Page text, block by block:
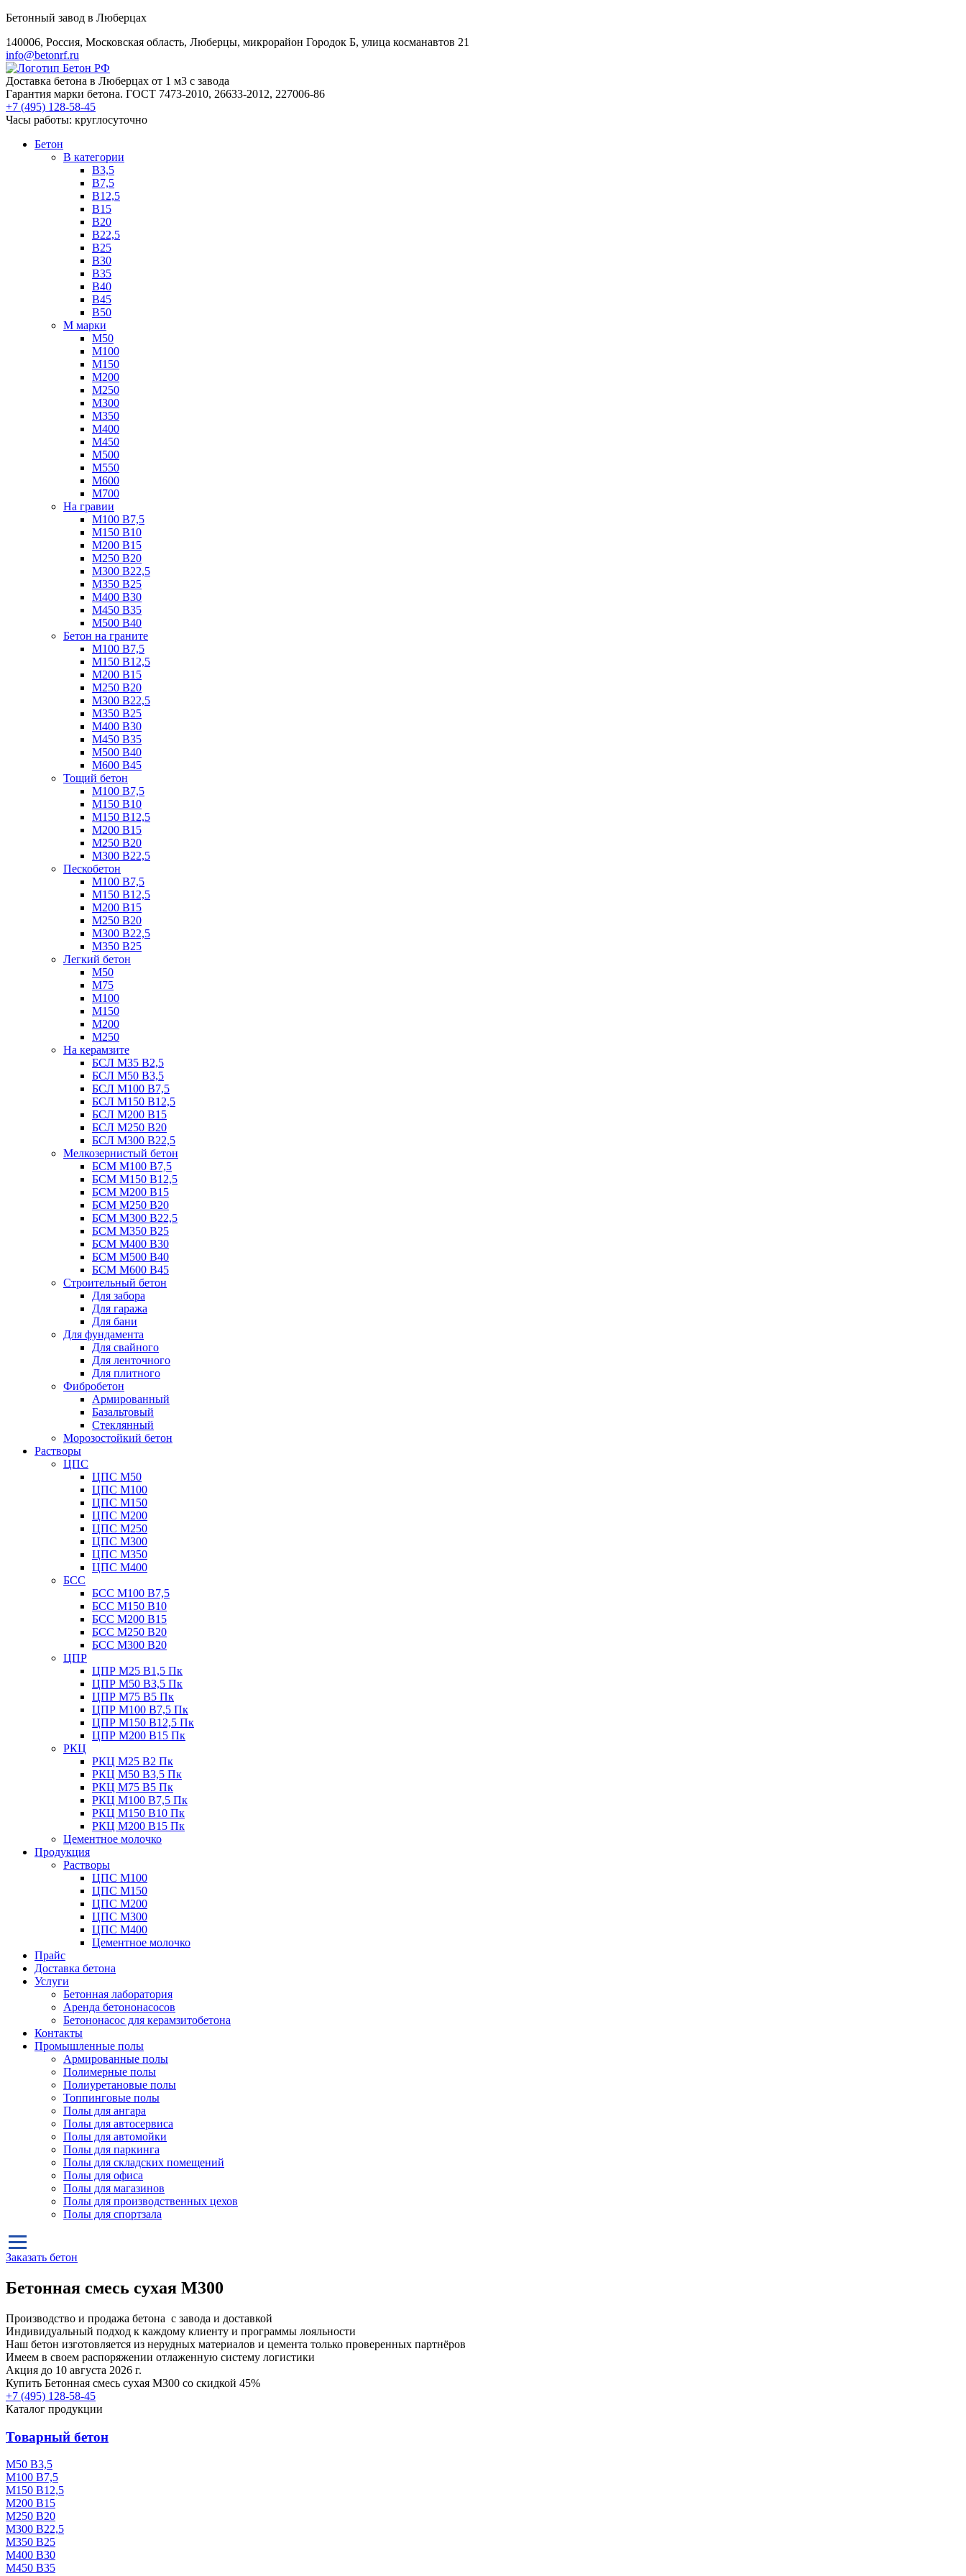
Бетонный завод в Люберцах
140006, Россия, Московская область, Люберцы, микрорайон Городок Б, улица косманавтов 21
info@betonrf.ru
Доставка бетона в Люберцах от 1 м3 с завода
Гарантия марки бетона. ГОСТ 7473-2010, 26633-2012, 227006-86
+7 (495) 128-58-45
Часы работы: круглосуточно
Бетон
B категории
B3,5
B7,5
B12,5
B15
B20
B22,5
B25
B30
B35
B40
B45
B50
М марки
М50
М100
М150
М200
М250
М300
М350
М400
М450
М500
М550
М600
М700
На гравии
М100 B7,5
М150 B10
М200 B15
М250 B20
М300 B22,5
М350 B25
М400 B30
М450 B35
М500 B40
Бетон на граните
М100 B7,5
М150 B12,5
М200 B15
М250 B20
М300 B22,5
М350 B25
М400 B30
М450 B35
М500 B40
М600 B45
Тощий бетон
М100 В7,5
М150 В10
М150 В12,5
М200 В15
М250 В20
М300 В22,5
Пескобетон
М100 В7,5
М150 В12,5
М200 В15
М250 В20
М300 В22,5
М350 В25
Легкий бетон
М50
М75
М100
М150
М200
М250
На керамзите
БСЛ М35 B2,5
БСЛ М50 В3,5
БСЛ М100 В7,5
БСЛ М150 В12,5
БСЛ М200 В15
БСЛ М250 В20
БСЛ М300 В22,5
Мелкозернистый бетон
БСМ М100 B7,5
БСМ М150 B12,5
БСМ М200 B15
БСМ М250 B20
БСМ М300 B22,5
БСМ М350 B25
БСМ М400 B30
БСМ М500 B40
БСМ М600 B45
Строительный бетон
Для забора
Для гаража
Для бани
Для фундамента
Для свайного
Для ленточного
Для плитного
Фибробетон
Армированный
Базальтовый
Стеклянный
Морозостойкий бетон
Растворы
ЦПС
ЦПС М50
ЦПС М100
ЦПС М150
ЦПС М200
ЦПС М250
ЦПС М300
ЦПС М350
ЦПС М400
БСС
БСС М100 B7,5
БСС М150 B10
БСС М200 B15
БСС М250 B20
БСС М300 B20
ЦПР
ЦПР М25 B1,5 Пк
ЦПР М50 B3,5 Пк
ЦПР М75 B5 Пк
ЦПР М100 B7,5 Пк
ЦПР М150 B12,5 Пк
ЦПР М200 B15 Пк
РКЦ
РКЦ М25 B2 Пк
РКЦ М50 В3,5 Пк
РКЦ М75 B5 Пк
РКЦ М100 B7,5 Пк
РКЦ М150 B10 Пк
РКЦ М200 B15 Пк
Цементное молочко
Продукция
Растворы
ЦПС М100
ЦПС М150
ЦПС М200
ЦПС М300
ЦПС М400
Цементное молочко
Прайс
Доставка бетона
Услуги
Бетонная лаборатория
Аренда бетононасосов
Бетононасос для керамзитобетона
Контакты
Промышленные полы
Армированные полы
Полимерные полы
Полиуретановые полы
Топпинговые полы
Полы для ангара
Полы для автосервиса
Полы для автомойки
Полы для паркинга
Полы для складских помещений
Полы для офиса
Полы для магазинов
Полы для производственных цехов
Полы для спортзала
Заказать бетон
Бетонная смесь сухая М300
Производство и продажа бетона с завода и доставкой
Индивидуальный подход к каждому клиенту и программы лояльности
Наш бетон изготовляется из нерудных материалов и цемента только проверенных партнёров
Имеем в своем распоряжении отлаженную систему логистики
Акция до 10 августа 2026 г.
Купить Бетонная смесь сухая М300 со скидкой 45%
+7 (495) 128-58-45
Каталог продукции
Товарный бетон
М50 В3,5
М100 В7,5
М150 В12,5
М200 В15
М250 В20
М300 В22,5
М350 В25
М400 В30
М450 В35